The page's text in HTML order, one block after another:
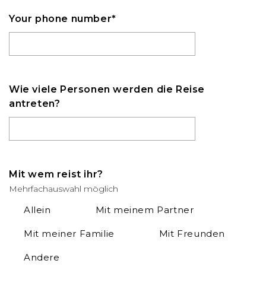
Your phone number*
Wie viele Personen werden die Reise
antreten?
Mit wem reist ihr?
Mehrfachauswahl möglich
Allein Mit meinem Partner
Mit meiner Familie Mit Freunden
Andere